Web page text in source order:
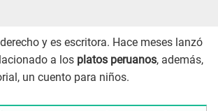
y es escritora. Hace meses lanzó
a los platos peruanos, además,
un cuento para niños.